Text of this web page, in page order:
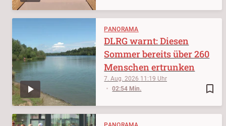
PANORAMA
bookmark_border
7. Aug. 2026 11:19
02:54 Min.
DLRG warnt: Diesen
Sommer bereits über 260
Menschen ertrunken